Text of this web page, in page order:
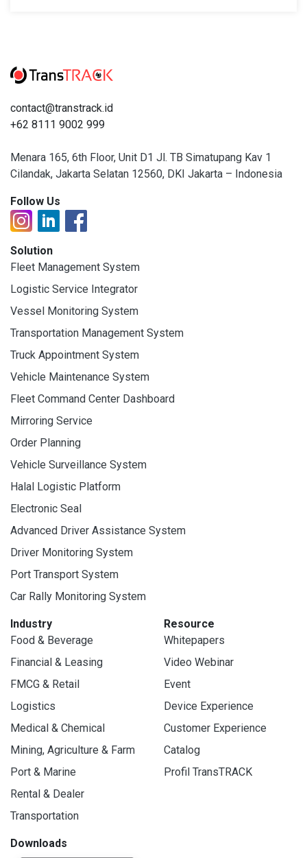
contact@transtrack.id
+62 8111 9002 999
Menara 165, 6th Floor, Unit D1 Jl. TB Simatupang Kav 1
Cilandak, Jakarta Selatan 12560, DKI Jakarta – Indonesia
Follow Us
Solution
Fleet Management System
Logistic Service Integrator
Vessel Monitoring System
Transportation Management System
Truck Appointment System
Vehicle Maintenance System
Fleet Command Center Dashboard
Mirroring Service
Order Planning
Vehicle Surveillance System
Halal Logistic Platform
Electronic Seal
Advanced Driver Assistance System
Driver Monitoring System
Port Transport System
Car Rally Monitoring System
Industry
Food & Beverage
Financial & Leasing
FMCG & Retail
Logistics
Medical & Chemical
Mining, Agriculture & Farm
Port & Marine
Rental & Dealer
Transportation
Resource
Whitepapers
Video Webinar
Event
Device Experience
Customer Experience
Catalog
Profil TransTRACK
Downloads